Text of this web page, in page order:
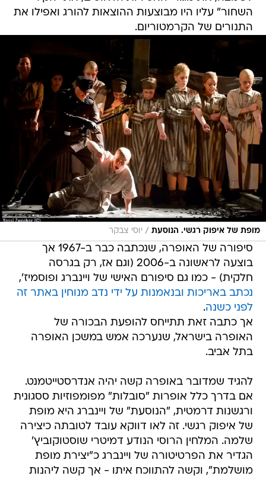
השחור" עליו היו מבוצעות ההוצאות להורג ואפילו את
התנורים של הקרמטוריום.
מופת של איפוק רגשי. הנוסעת / יוסי צבקר
סיפורה של האופרה, שנכתבה כבר ב-1967 אך
בוצעה לראשונה ב-2006 (וגם אז, רק בגרסה
חלקית) - כמו גם סיפורם האישי של ויינברג ופוסמיז',
נכתב באריכות ובנאמנות על ידי נדב מנוחין באתר זה
לפני כשנה.
אך כתבה זאת תתייחס להופעת הבכורה של
האופרה בישראל, שנערכה אמש במשכן האופרה
בתל אביב.
להגיד שמדובר באופרה קשה יהיה אנדרסטייטמנט.
אם בדרך כלל אופרות "סובלות" מפומפוזיות ססגונית
ורגשנות דרמטית, "הנוסעת" של ויינברג היא מופת
של איפוק רגשי. זה לאו דווקא עובד לטובתה כיצירה
שלמה. המלחין הרוסי הנודע דמיטרי שוסטוקוביץ'
הגדיר את הפרטיטורה של ויינברג כ"יצירת מופת
מושלמת", וקשה להתווכח איתו - אך קשה ליהנות